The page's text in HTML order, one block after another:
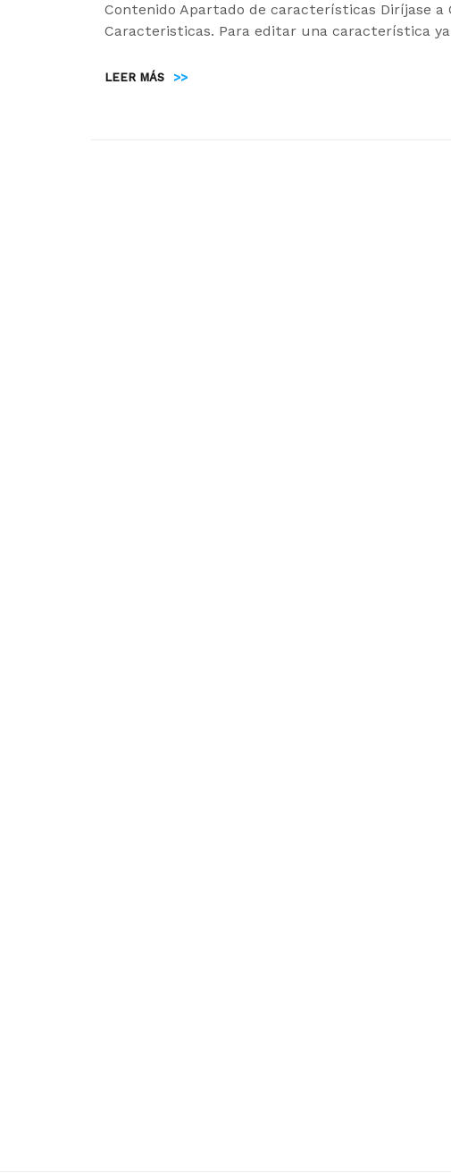
Contenido Apartado de características Diríjase
Caracteristicas. Para editar una característica
LEER MÁS >>